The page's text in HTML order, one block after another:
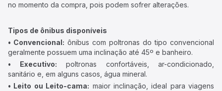
no momento da compra, pois podem sofrer alterações.
Tipos de ônibus disponíveis
• Convencional: ônibus com poltronas do tipo convencional
geralmente possuem uma inclinação até 45º e banheiro.
• Executivo: poltronas confortáveis, ar-condicionado,
sanitário e, em alguns casos, água mineral.
• Leito ou Leito-cama: maior inclinação, ideal para viagens